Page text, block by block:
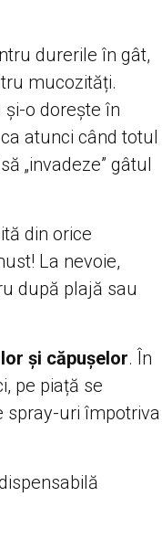
durerile în gât,
mucozități.
și-o dorește în
atunci când totul
„invadeze” gâtul
din orice
La nevoie,
după plajă sau
și căpușelor. În
pe piață se
spray-uri împotriva